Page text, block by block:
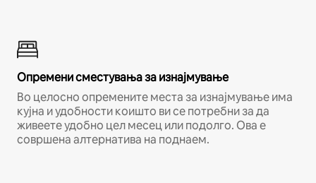
Опремени сместувања за изнајмување
Во целосно опремените места за изнајмување има
кујна и удобности коишто ви се потребни за да
живеете удобно цел месец или подолго. Ова е
совршена алтернатива на поднаем.